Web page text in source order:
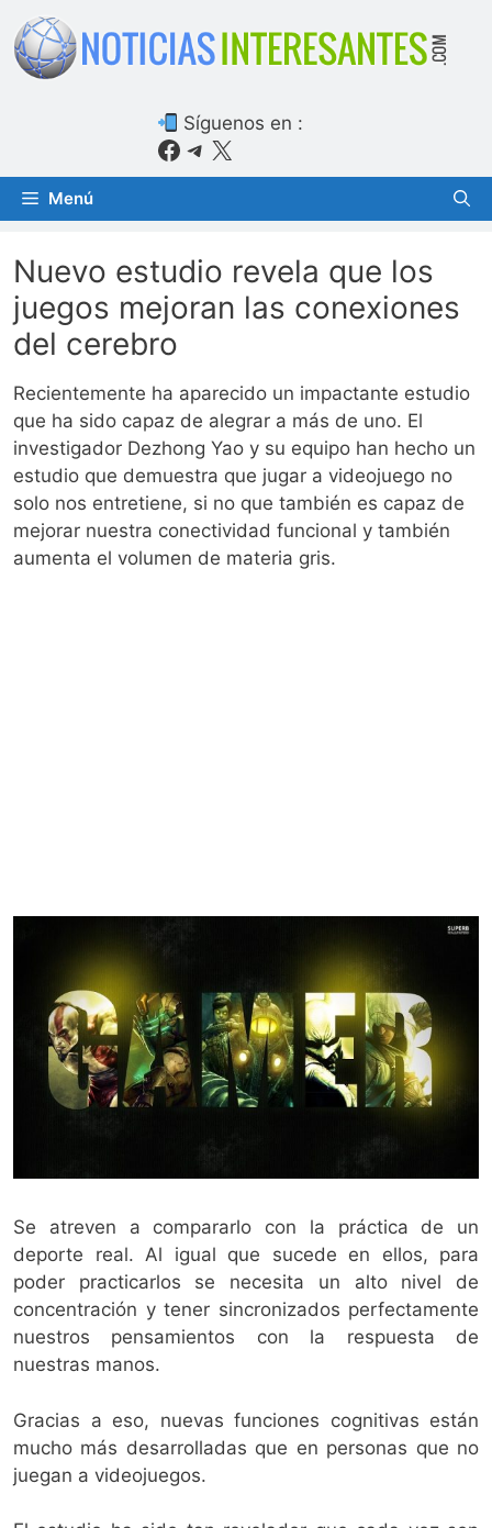
Saltar
contenido
Síguenos en :
Facebook
Telegram
X
Menú
Nuevo estudio revela que los
juegos mejoran las conexiones
del cerebro
Recientemente ha aparecido un impactante estudio
que ha sido capaz de alegrar a más de uno. El
investigador Dezhong Yao y su equipo han hecho un
estudio que demuestra que jugar a videojuego no
solo nos entretiene, si no que también es capaz de
mejorar nuestra conectividad funcional y también
aumenta el volumen de materia gris.
Se atreven a compararlo con la práctica de un
deporte real. Al igual que sucede en ellos, para
poder practicarlos se necesita un alto nivel de
concentración y tener sincronizados perfectamente
nuestros pensamientos con la respuesta de
nuestras manos.
Gracias a eso, nuevas funciones cognitivas están
mucho más desarrolladas que en personas que no
juegan a videojuegos.